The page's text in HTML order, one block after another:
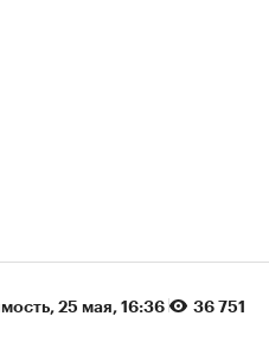
⁠, 25 мая, 16:36
36 751